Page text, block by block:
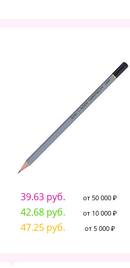
39.63 руб. от 50 000 ₽
42.68 руб. от 10 000 ₽
47.25 руб. от 5 000 ₽